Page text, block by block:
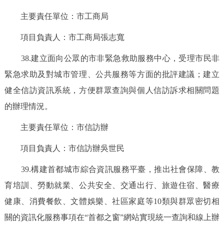
主要責任單位：市工商局
項目負責人：市工商局張志寬
38.建立面向公眾的市非緊急救助服務中心，受理市民非
緊急求助及對城市管理、公共服務等方面的批評建議；建立
健全信訪資訊系統，方便群眾查詢與個人信訪訴求相關問題
的辦理情況。
主要責任單位：市信訪辦
項目負責人：市信訪辦吳世民
39.構建首都城市綜合資訊服務平臺，推出社會保障、教
育培訓、勞動就業、公共安全、交通出行、旅遊住宿、醫療
健康、消費餐飲、文體娛樂、社區家庭等10類與群眾密切相
關的資訊化服務事項在“首都之窗”網站實現統一查詢和線上辦